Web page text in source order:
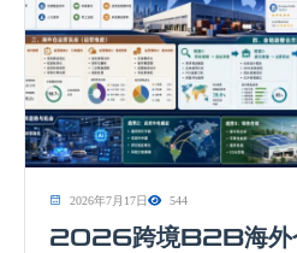
2026年7月17日 544
2026跨境B2B海外